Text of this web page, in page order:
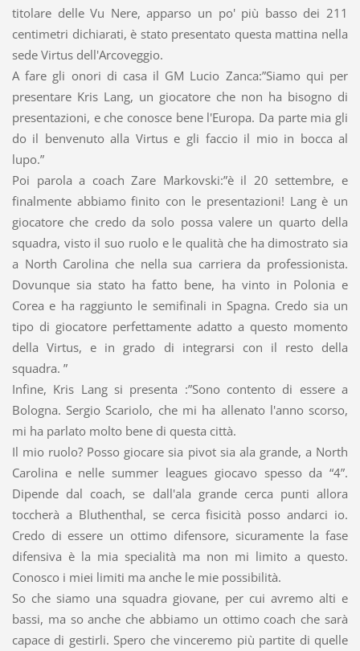
titolare delle Vu Nere, apparso un po' più basso dei 211
centimetri dichiarati, è stato presentato questa mattina nella
sede Virtus dell'Arcoveggio.
A fare gli onori di casa il GM Lucio Zanca:”Siamo qui per
presentare Kris Lang, un giocatore che non ha bisogno di
presentazioni, e che conosce bene l'Europa. Da parte mia gli
do il benvenuto alla Virtus e gli faccio il mio in bocca al
lupo.”
Poi parola a coach Zare Markovski:”è il 20 settembre, e
finalmente abbiamo finito con le presentazioni! Lang è un
giocatore che credo da solo possa valere un quarto della
squadra, visto il suo ruolo e le qualità che ha dimostrato sia
a North Carolina che nella sua carriera da professionista.
Dovunque sia stato ha fatto bene, ha vinto in Polonia e
Corea e ha raggiunto le semifinali in Spagna. Credo sia un
tipo di giocatore perfettamente adatto a questo momento
della Virtus, e in grado di integrarsi con il resto della
squadra. ”
Infine, Kris Lang si presenta :”Sono contento di essere a
Bologna. Sergio Scariolo, che mi ha allenato l'anno scorso,
mi ha parlato molto bene di questa città.
Il mio ruolo? Posso giocare sia pivot sia ala grande, a North
Carolina e nelle summer leagues giocavo spesso da “4”.
Dipende dal coach, se dall'ala grande cerca punti allora
toccherà a Bluthenthal, se cerca fisicità posso andarci io.
Credo di essere un ottimo difensore, sicuramente la fase
difensiva è la mia specialità ma non mi limito a questo.
Conosco i miei limiti ma anche le mie possibilità.
So che siamo una squadra giovane, per cui avremo alti e
bassi, ma so anche che abbiamo un ottimo coach che sarà
capace di gestirli. Spero che vinceremo più partite di quelle